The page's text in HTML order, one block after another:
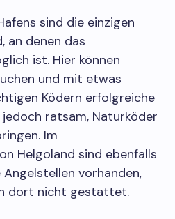
sind die einzigen
an denen das
ist. Hier können
und mit etwas
Ködern erfolgreiche
jedoch ratsam, Naturköder
Im
Helgoland sind ebenfalls
vorhanden,
dort nicht gestattet.